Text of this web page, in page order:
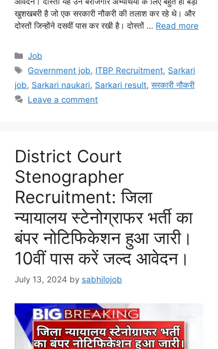
खुशखबरी है जो एक सरकारी नौकरी की तलाश कर रहे थे। और
दोस्तों जिन्होंने दसवीं पास कर रखी है। दोस्तों … Read more
Categories
Job
Tags
Government job, ITBP Recruitment, Sarkari
job, Sarkari naukari, Sarkari result,सरकारी नौकरी
Leave a comment
District Court
Stenographer
Recruitment: जिला
न्यायालय स्टेनोग्राफर भर्ती का
बंपर नोटिफिकेशन हुआ जारी।
10वीं पास करें जल्द आवेदन।
July 13, 2024 by sabhilojob